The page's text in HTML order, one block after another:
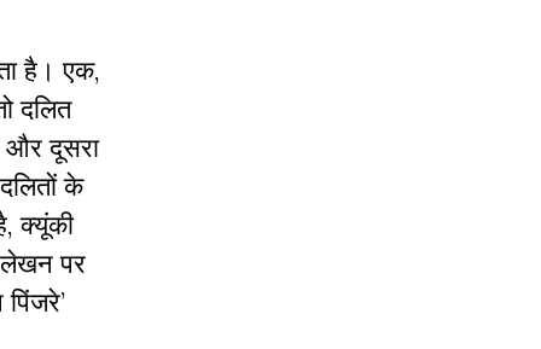
है। एक,
दलित
और दूसरा
के
क्यूंकी
लेखन पर